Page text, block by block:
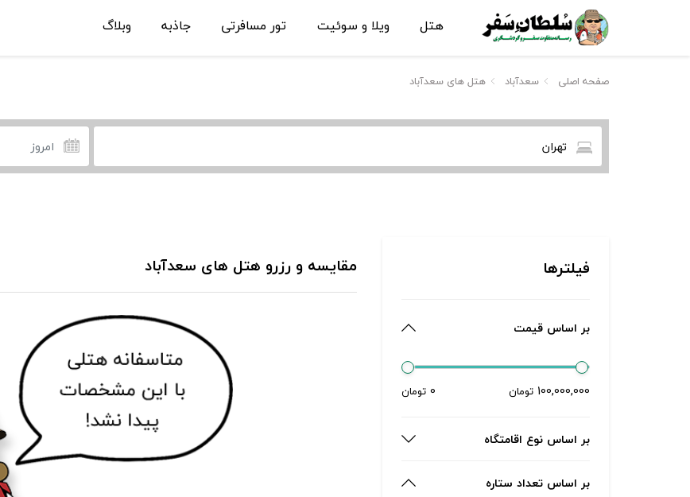
هتل ویلا و سوئیت تور مسافرتی جاذبه وبلاگ
صفحه اصلی سعدآباد هتل های سعدآباد
تهران
فیلترها
بر اساس قیمت
0 تومان 100,000,000 تومان
بر اساس نوع اقامتگاه
بر اساس تعداد ستاره
مقایسه و رزرو هتل های سعدآباد